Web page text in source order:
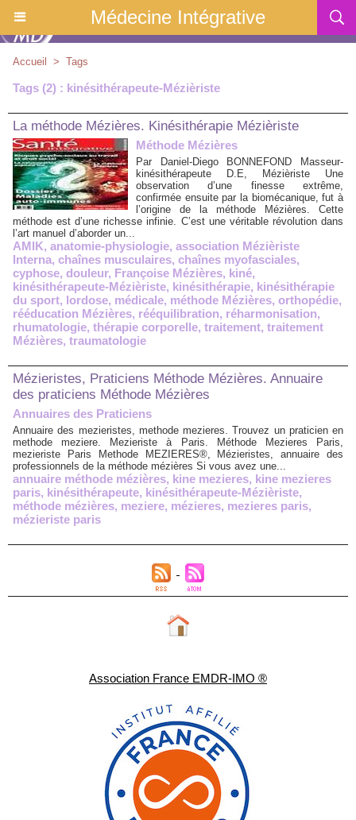
Médecine Intégrative
Association France EMDR-IMO ®
Accueil > Tags
Tags (2) : kinésithérapeute-Mézièriste
La méthode Mézières. Kinésithérapie Mézièriste
Méthode Mézières
Par Daniel-Diego BONNEFOND Masseur-
kinésithérapeute D.E, Mézièriste Une
observation d’une finesse extrême,
confirmée ensuite par la biomécanique, fut à
l’origine de la méthode Mézières. Cette
méthode est d’une richesse infinie. C’est une véritable révolution dans
l’art manuel d’aborder un...
AMIK, anatomie-physiologie, association Mézièriste
Interna, chaînes musculaires, chaînes myofasciales,
cyphose, douleur, Françoise Mézières, kiné,
kinésithérapeute-Mézièriste, kinésithérapie, kinésithérapie
du sport, lordose, médicale, méthode Mézières, orthopédie,
rééducation Mézières, rééquilibration, réharmonisation,
rhumatologie, thérapie corporelle, traitement, traitement
Mézières, traumatologie
Mézieristes, Praticiens Méthode Mézières. Annuaire
des praticiens Méthode Mézières
Annuaires des Praticiens
Annuaire des mezieristes, methode mezieres. Trouvez un praticien en
methode meziere. Mezieriste à Paris. Méthode Mezieres Paris,
mezieriste Paris Methode MEZIERES®, Mézieristes, annuaire des
professionnels de la méthode mézières Si vous avez une...
annuaire méthode mézières, kine mezieres, kine mezieres
paris, kinésithérapeute, kinésithérapeute-Mézièriste,
méthode mézières, meziere, mézieres, mezieres paris,
mézieriste paris